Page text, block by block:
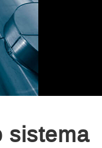
sistema